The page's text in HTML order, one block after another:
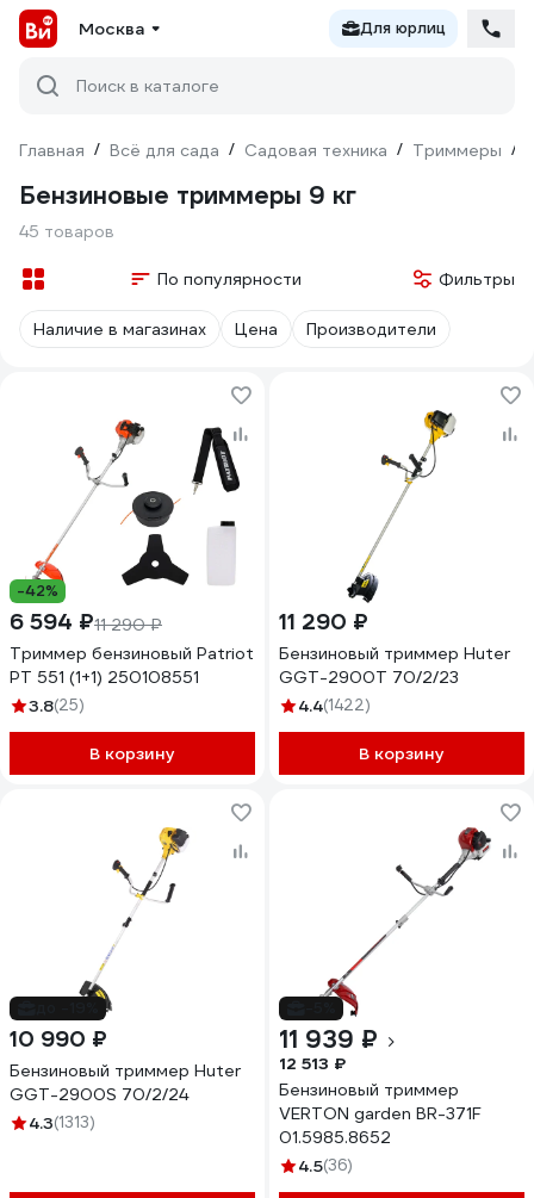
Москва Для юрлиц
Поиск в каталоге
Главная / Всё для сада / Садовая техника / Триммеры /
Бензиновые триммеры 9 кг
45 товаров
По популярности Фильтры
Наличие в магазинах Цена Производители
-42%
6 594 ₽11 290 ₽
Триммер бензиновый Patriot
PT 551 (1+1) 250108551
3.8(25)
В корзину
11 290 ₽
Бензиновый триммер Huter
GGT-2900T 70/2/23
4.4(1422)
В корзину
10 990 ₽
Бензиновый триммер Huter
GGT-2900S 70/2/24
4.3(1313)
11 939 ₽
12 513 ₽
Бензиновый триммер
VERTON garden BR-371F
01.5985.8652
4.5(36)